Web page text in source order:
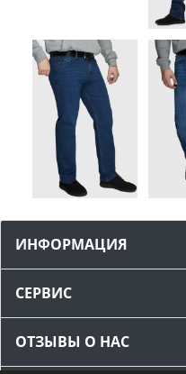
ИНФОРМАЦИЯ
СЕРВИС
ОТЗЫВЫ О НАС